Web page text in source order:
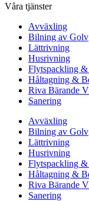
Våra tjänster
Avväxling
Bilning av Golv
Lättrivning
Husrivning
Flytspackling
Håltagning &
Riva Bärande
Sanering
Avväxling
Bilning av Golv
Lättrivning
Husrivning
Flytspackling
Håltagning &
Riva Bärande
Sanering